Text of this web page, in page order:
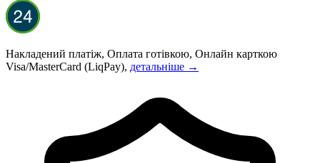
Накладений платіж, Оплата готівкою, Онлайн карткою
Visa/MasterCard (LiqPay), детальніше →